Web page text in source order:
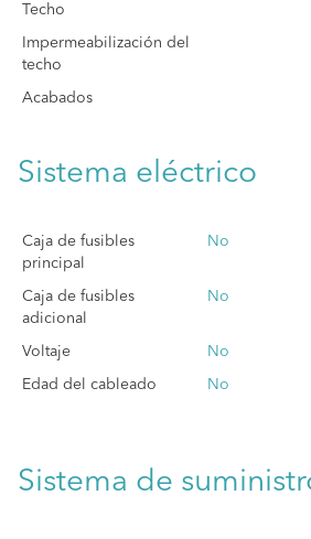
Techo
Impermeabilización del
techo
Acabados
Sistema eléctrico
Caja de fusibles
principal
No
Caja de fusibles
adicional
No
Voltaje No
Edad del cableado No
Sistema de